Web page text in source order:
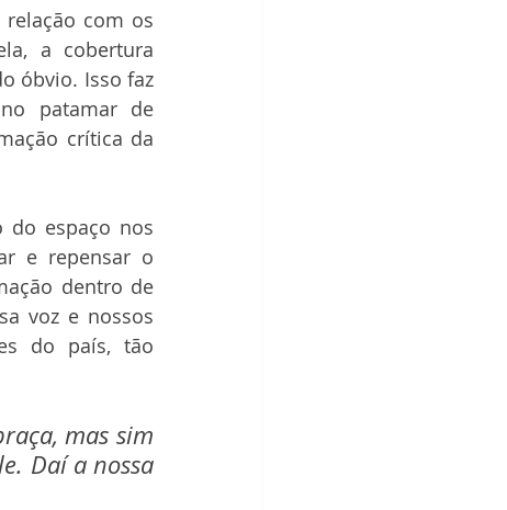
com os
a cobertura
óbvio. Isso faz
patamar de
crítica da
do espaço nos
dentro de
voz e nossos
do país, tão
mas sim
Daí a nossa